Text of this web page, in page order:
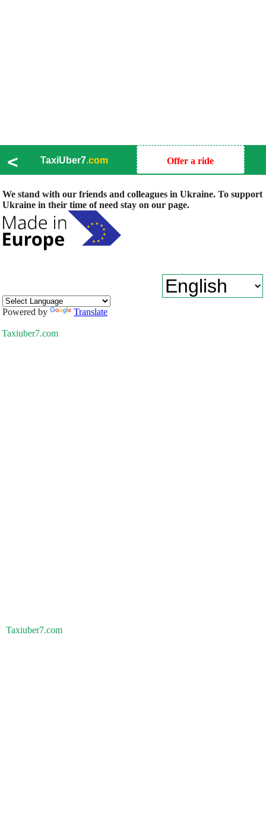
< TaxiUber7.com Offer a ride
We stand with our friends and colleagues in Ukraine. To support
Ukraine in their time of need stay on our page.
Powered by Translate
Taxiuber7.com
Taxiuber7.com